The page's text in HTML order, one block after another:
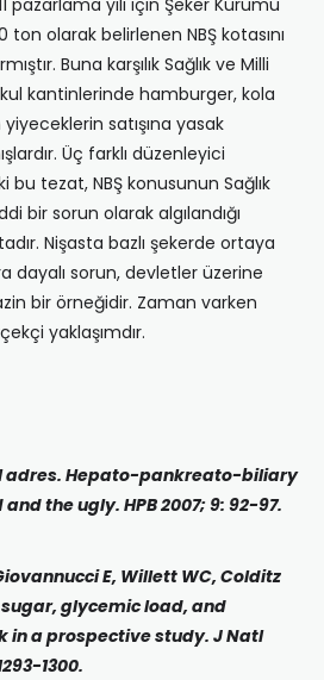
pazarlama yılı için Şeker Kurumu
olarak belirlenen NBŞ kotasını
Buna karşılık Sağlık ve Milli
kantinlerinde hamburger, kola
satışına yasak
Üç farklı düzenleyici
bu tezat, NBŞ konusunun Sağlık
bir sorun olarak algılandığı
Nişasta bazlı şekerde ortaya
dayalı sorun, devletler üzerine
bir örneğidir. Zaman varken
yaklaşımdır.
adres. Hepato-pankreato-biliary
the ugly. HPB 2007; 9: 92-97.
E, Willett WC, Colditz
sugar, glycemic load, and
in a prospective study. J Natl
1300.